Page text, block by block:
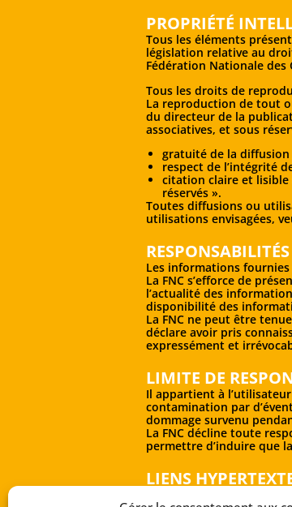
PROPRIÉTÉ
Tous les éléments
législation relative au
Fédération Nationale des
Tous les droits de
La reproduction de tout
du directeur de la
associatives, et sous
gratuité de la diffusion
respect de l’intégrité
citation claire et lisible
réservés ».
Toutes diffusions ou
utilisations envisagées,
Les informations
La FNC s’efforce de
l’actualité des
disponibilité des
La FNC ne peut être
déclare avoir pris
expressément et
LIMITE DE
Il appartient à
contamination par
dommage survenu
La FNC décline toute
permettre d’induire que
LIENS
Nous vous proposons